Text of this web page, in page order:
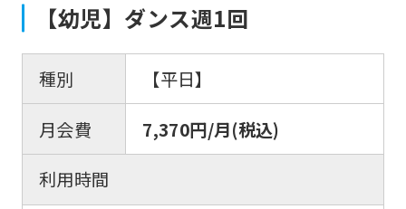
【幼児】ダンス週1回
種別
【平日】
月会費
7,370円/月(税込)
利用時間